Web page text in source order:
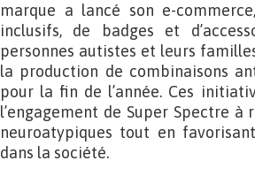
marque a lancé son e-
inclusifs, de badges et
personnes autistes et leurs
la production de combinaisons
pour la fin de l’année. Ces
l’engagement de Super Spectre
neuroatypiques tout en
dans la société.